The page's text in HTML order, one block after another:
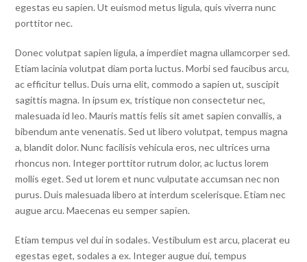
egestas eu sapien. Ut euismod metus ligula, quis viverra nunc
porttitor nec.
Donec volutpat sapien ligula, a imperdiet magna ullamcorper sed.
Etiam lacinia volutpat diam porta luctus. Morbi sed faucibus arcu,
ac efficitur tellus. Duis urna elit, commodo a sapien ut, suscipit
sagittis magna. In ipsum ex, tristique non consectetur nec,
malesuada id leo. Mauris mattis felis sit amet sapien convallis, a
bibendum ante venenatis. Sed ut libero volutpat, tempus magna
a, blandit dolor. Nunc facilisis vehicula eros, nec ultrices urna
rhoncus non. Integer porttitor rutrum dolor, ac luctus lorem
mollis eget. Sed ut lorem et nunc vulputate accumsan nec non
purus. Duis malesuada libero at interdum scelerisque. Etiam nec
augue arcu. Maecenas eu semper sapien.
Etiam tempus vel dui in sodales. Vestibulum est arcu, placerat eu
egestas eget, sodales a ex. Integer augue dui, tempus